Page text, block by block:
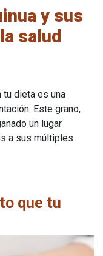
y sus
salud
tu dieta es una
Este grano,
un lugar
a sus múltiples
que tu